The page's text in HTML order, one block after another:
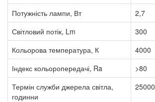
Потужність лампи, Вт
2,7
Світловий потік, Lm
300
Кольорова температура, К
4000
Індекс кольоропередачі, Ra
>80
Термін служби джерела світла,
годинни
25000